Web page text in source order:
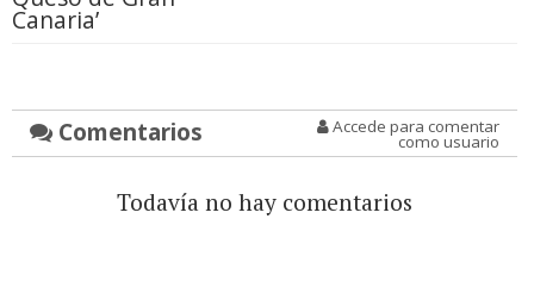
Canaria’
Comentarios Accede para comentar
como usuario
Todavía no hay comentarios